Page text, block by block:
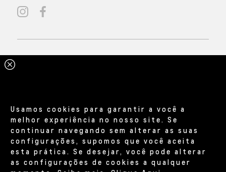
Usamos cookies para garantir a você a
melhor experiência no nosso site. Se
continuar navegando sem alterar as suas
configurações, supomos que você aceita
esta prática. Se desejar, você pode alterar
as configurações de cookies a qualquer